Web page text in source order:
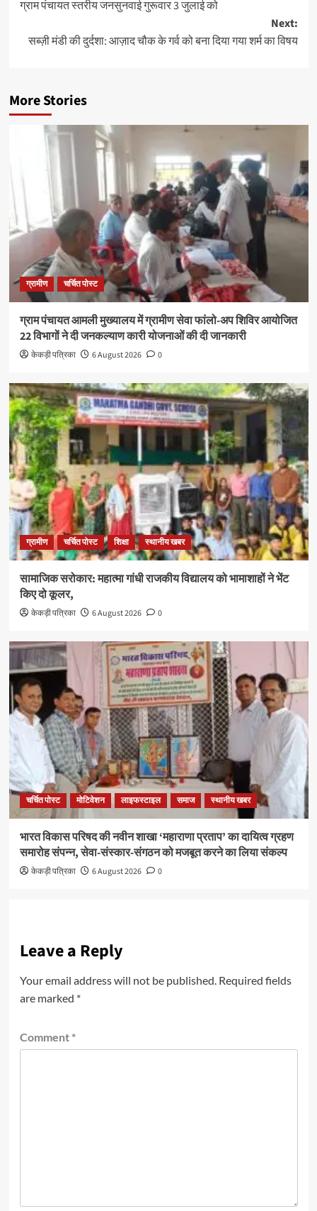
ग्राम पंचायत स्तरीय जनसुनवाई गुरूवार 3 जुलाई को
Next:
सब्ज़ी मंडी की दुर्दशा: आज़ाद चौक के गर्व को बना दिया गया शर्म का विषय
More Stories
ग्रामीण चर्चित पोस्ट
ग्राम पंचायत आमली मुख्यालय में ग्रामीण सेवा फांलो-अप शिविर आयोजित
22 विभागों ने दी जनकल्याण कारी योजनाओं की दी जानकारी
केकड़ी पत्रिका 6 August 2026 0
ग्रामीण चर्चित पोस्ट शिक्षा स्थानीय खबर
सामाजिक सरोकार: महात्मा गांधी राजकीय विद्यालय को भामाशाहों ने भेंट
किए दो कूलर,
केकड़ी पत्रिका 6 August 2026 0
चर्चित पोस्ट मोटिवेशन लाइफस्टाइल समाज स्थानीय खबर
भारत विकास परिषद की नवीन शाखा ‘महाराणा प्रताप’ का दायित्व ग्रहण
समारोह संपन्न, सेवा-संस्कार-संगठन को मजबूत करने का लिया संकल्प
केकड़ी पत्रिका 6 August 2026 0
Leave a Reply
Your email address will not be published. Required fields
are marked *
Comment *